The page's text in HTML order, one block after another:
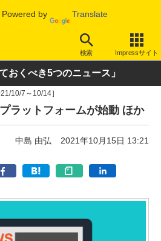
Powered by Translate
検索 Impressサイト
その他
おくべき5つのニュース」
10/7～10/14］
ラットフォームが始動 ほか
中島 由弘 2021年10月15日 13:21